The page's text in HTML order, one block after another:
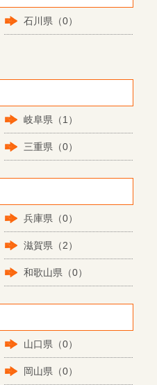
石川県（0）
岐阜県（1）
三重県（0）
兵庫県（0）
滋賀県（2）
和歌山県（0）
山口県（0）
岡山県（0）